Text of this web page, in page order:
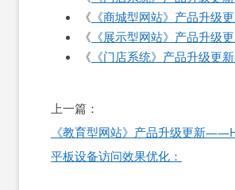
《 《商城型网站》产品升级
《 《展示型网站》产品升级
《 《门店系统》产品升级更
文
章
导
上一篇：
《教育型网站》产品升级更新
平板设备访问效果优化：